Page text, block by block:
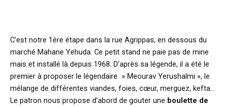
C’est notre 1ère étape dans la rue Agrippas, en dessous du
marché Mahane Yehuda. Ce petit stand ne paie pas de mine
mais et installé là depuis 1968. D’après sa légende, il a été le
premier à proposer le légendaire » Meourav Yerushalmi », le
mélange de différentes viandes, foies, cœur, merguez, kefta…
Le patron nous propose d’abord de gouter une boulette de